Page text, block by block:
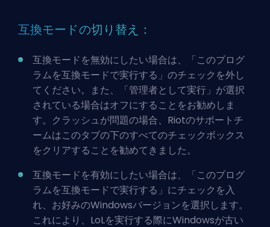
互換モードの切り替え：
互換モードを無効にしたい場合は、「このプログ
ラムを互換モードで実行する」のチェックを外し
てください。また、「管理者として実行」が選択
されている場合はオフにすることをお勧めしま
す。クラッシュが問題の場合、Riotのサポートチ
ームはこのタブの下のすべてのチェックボックス
をクリアすることを勧めてきました。
互換モードを有効にしたい場合は、「このプログ
ラムを互換モードで実行する」にチェックを入
れ、お好みのWindowsバージョンを選択します。
これにより、LoLを実行する際にWindowsが古い